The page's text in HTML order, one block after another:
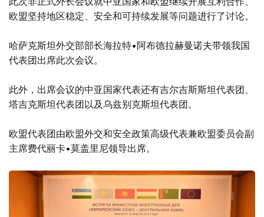
欧盟坚持地区稳定、安全和可持续发展等问题进行了讨论。
哈萨克斯坦外交部部长海拉特•阿布德拉赫曼诺夫带领我国
代表团出席此次会议。
此外，出席会议的中亚国家代表还有吉尔吉斯斯坦代表团、
塔吉克斯坦代表团以及乌兹别克斯坦代表团。
欧盟代表团由欧盟外交和安全政策高级代表兼欧盟委员会副
主席费代丽卡•莫盖里尼领导出席。